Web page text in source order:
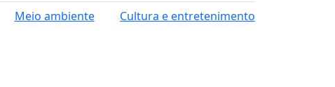
Meio ambiente
Cultura e entretenimento